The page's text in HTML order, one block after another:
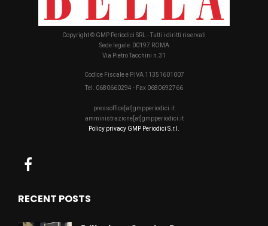
Copyright © GMP Periodici SRL - Tutti i diritti riservati
Sede legale: 00197 ROMA
Via Pietro Tacchini n.31
Codice Fiscale e P.IVA 11351601007
Tel. 0680660294 - Fax 0680692766
pressoffice[at]gmpperiodici.it
amministrazione[at]gmpperiodici.it
Policy privacy GMP Periodici S.r.l.
RECENT POSTS